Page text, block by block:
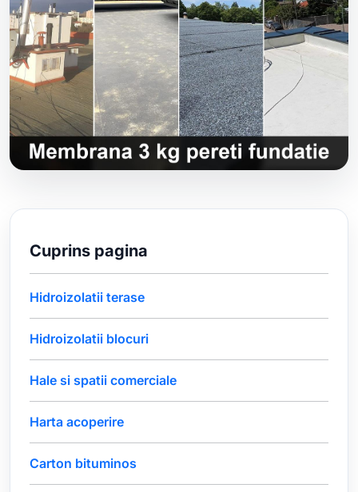
Cuprins pagina
Hidroizolatii terase
Hidroizolatii blocuri
Hale si spatii comerciale
Harta acoperire
Carton bituminos